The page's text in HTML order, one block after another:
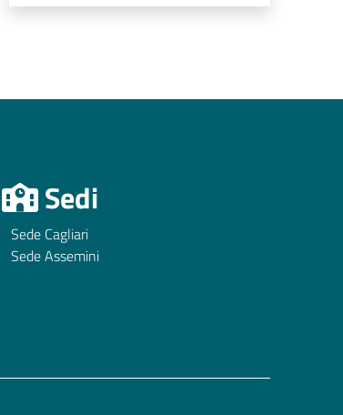
Sedi
Sede Cagliari
Sede Assemini